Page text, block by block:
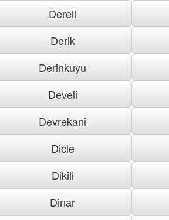
Dereli
Derik
Derinkuyu
Develi
Devrekani
Dicle
Dikili
Dinar